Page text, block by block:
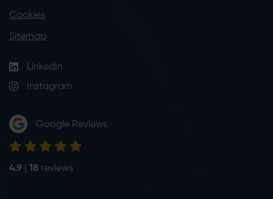
Cookies
Sitemap
LinkedIn
Instagram
Google Reviews
4.9 18 reviews